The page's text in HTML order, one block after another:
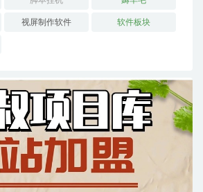
视屏制作软件 软件板块